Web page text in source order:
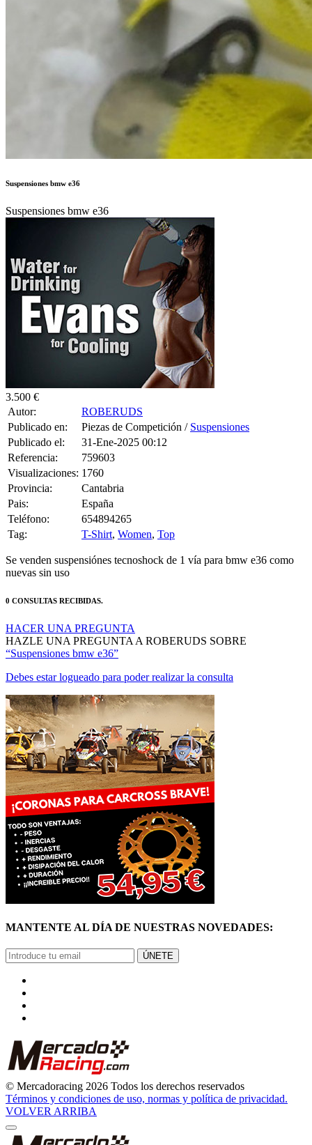
Suspensiones bmw e36
Suspensiones bmw e36
3.500 €
Autor:
ROBERUDS
Publicado en:
Piezas de Competición / Suspensiones
Publicado el:
31-Ene-2025 00:12
Referencia:
759603
Visualizaciones: 1760
Provincia:
Cantabria
Pais:
España
Teléfono:
654894265
Tag:
T-Shirt, Women, Top
Se venden suspensiónes tecnoshock de 1 vía para bmw e36 como
nuevas sin uso
0 CONSULTAS RECIBIDAS.
HACER UNA PREGUNTA
HAZLE UNA PREGUNTA A ROBERUDS SOBRE
“Suspensiones bmw e36”
Debes estar logueado para poder realizar la consulta
MANTENTE AL DÍA DE NUESTRAS NOVEDADES:
ÚNETE
© Mercadoracing 2026 Todos los derechos reservados
Términos y condiciones de uso, normas y política de privacidad.
VOLVER ARRIBA